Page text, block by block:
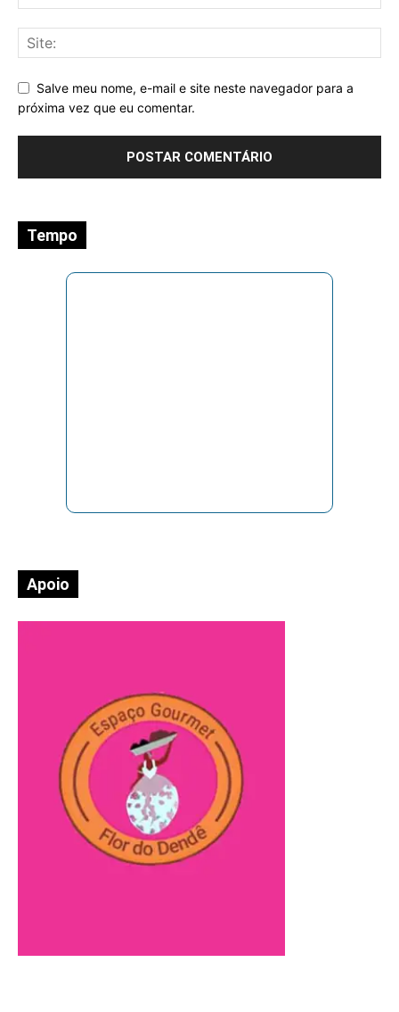
Salve meu nome, e-mail e site neste navegador para a
próxima vez que eu comentar.
Tempo
Apoio